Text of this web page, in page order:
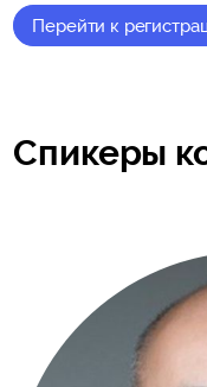
Перейти к
Спикеры